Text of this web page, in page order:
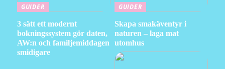
GUIDER
3 sätt ett modernt
bokningssystem gör daten,
AW:n och familjemiddagen
smidigare
GUIDER
Skapa smakäventyr i
naturen – laga mat
utomhus